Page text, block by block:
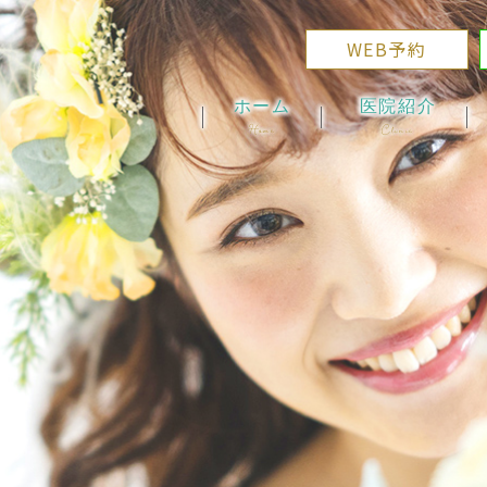
WEB予約
ホーム
Home
医院紹介
Clinic